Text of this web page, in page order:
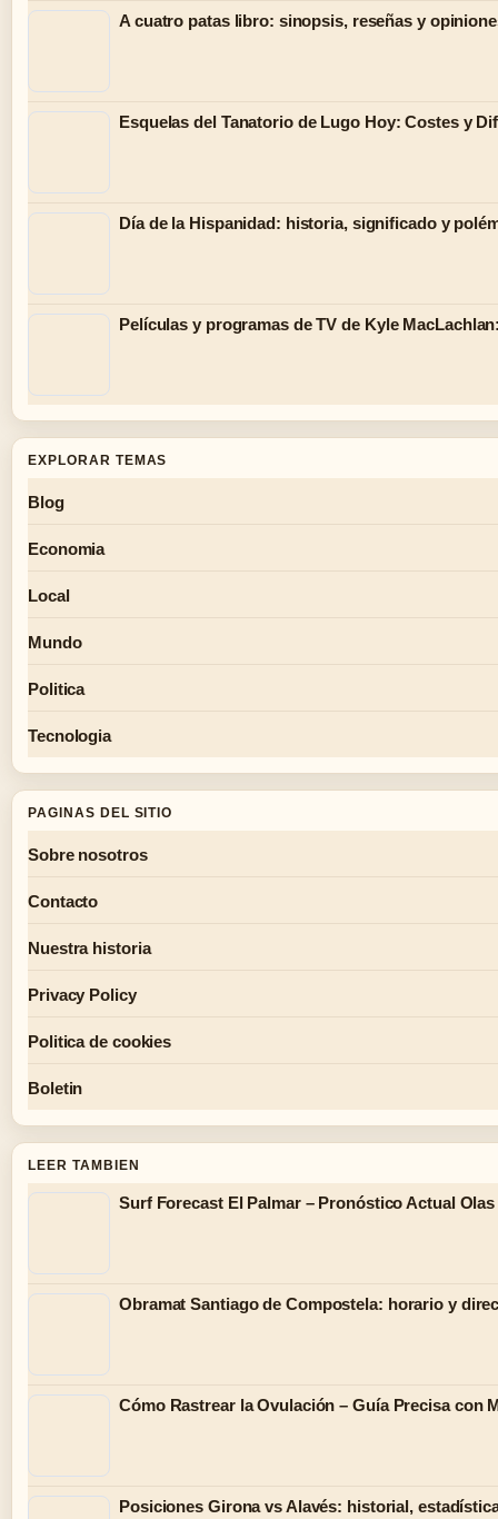
A cuatro patas libro: sinopsis, reseñas y
Esquelas del Tanatorio de Lugo Hoy: Costes y
Día de la Hispanidad: historia, significado y
Películas y programas de TV de Kyle
EXPLORAR TEMAS
Blog
Economia
Local
Mundo
Politica
Tecnologia
PAGINAS DEL SITIO
Sobre nosotros
Contacto
Nuestra historia
Privacy Policy
Politica de cookies
Boletin
LEER TAMBIEN
Surf Forecast El Palmar – Pronóstico Actual
Obramat Santiago de Compostela: horario y
Cómo Rastrear la Ovulación – Guía Precisa con
Posiciones Girona vs Alavés: historial,